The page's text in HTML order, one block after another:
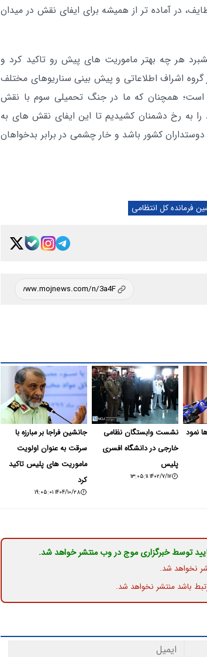
در آماده تر از همیشه برای ایفای نقش در میدان
هر چه بهتر ماموریت های پیش رو تاکید کرد و
اشراف اطلاعاتی و پیش بینی سناریوهای مختلف
است؛ همچنان که ما در جنگ تحمیلی سوم با نقش
به رخ دشمنان کشیدیم تا این ایفای نقش های به
کشور باشد و خار چشمی در برابر بدخواهان
فرمانده کل انتظامی
نمود
نشست وابستگان نظامی
خارجی در دانشگاه افسری
پلیس
۱۴۰۲/۷/۱۷ ۱۳:۰۵:۱۱
جانشین فراجا بر مبارزه با
سرقت به عنوان اولویت
ماموریت های پلیس تاکید
کرد
۱۴۰۴/۱۰/۲۸ ۱۹:۰۵:۰۱
توسط خبرگزاری موج در وب منتشر خواهد شد.
نخواهد شد.
باشد منتشر نخواهد شد.